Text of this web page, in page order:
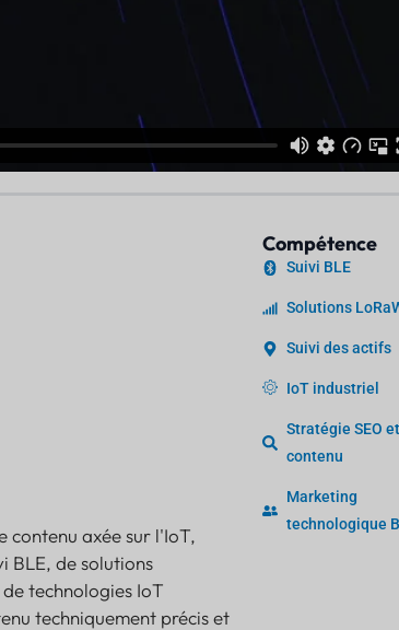
contenu axée sur l'IoT,
BLE, de solutions
technologies IoT
techniquement précis et
Compétence
Suivi BLE
Solutions
Suivi des actifs
IoT industriel
Stratégie SEO
contenu
Marketing
technologique